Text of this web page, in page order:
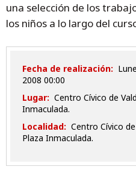
una selección de los
los niños a lo largo del
Fecha de realización: lunes, 16 de junio de
2008 00:00
Lugar: Centro Cívico de
Inmaculada.
Localidad: Centro Cívico
Plaza Inmaculada.